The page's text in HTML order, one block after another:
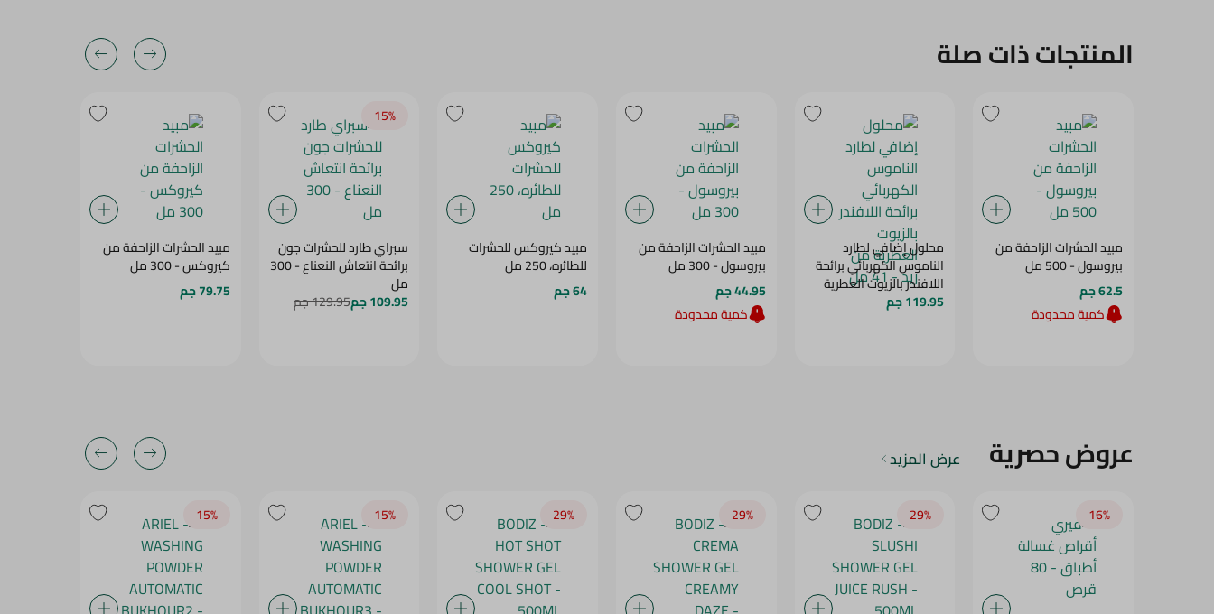
المنتجات ذات صلة
مبيد الحشرات الزاحفة من
بيروسول - 500 مل
62.5 جم
كمية محدودة
محلول إضافي لطارد
الناموس الكهربائي برائحة
اللافندر بالزيوت العطرية
من ريد - 41 مل
119.95 جم
مبيد الحشرات الزاحفة من
بيروسول - 300 مل
44.95 جم
كمية محدودة
مبيد كيروكس للحشرات
للطائره، 250 مل
64 جم
15‎%‎
سبراي طارد للحشرات جون
برائحة انتعاش النعناع - 300
مل
109.95 جم 129.95 جم
مبيد الحشرات الزاحفة من
كيروكس - 300 مل
79.75 جم
عروض حصرية عرض المزيد
16‎%‎
29‎%‎
29‎%‎
29‎%‎
15‎%‎
15‎%‎